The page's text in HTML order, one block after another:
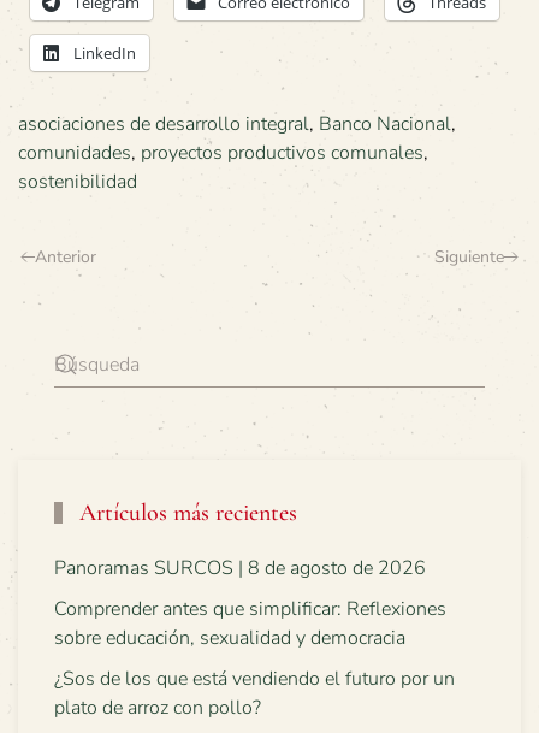
LinkedIn
asociaciones de desarrollo integral, Banco Nacional,
comunidades, proyectos productivos comunales,
sostenibilidad
Anterior Siguiente
Artículos más recientes
Panoramas SURCOS | 8 de agosto de 2026
Comprender antes que simplificar: Reflexiones
sobre educación, sexualidad y democracia
¿Sos de los que está vendiendo el futuro por un
plato de arroz con pollo?